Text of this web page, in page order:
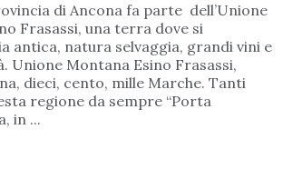
di Ancona fa parte dell’Unione
Frasassi, una terra dove si
antica, natura selvaggia, grandi vini e
Unione Montana Esino Frasassi,
dieci, cento, mille Marche. Tanti
regione da sempre “Porta
in ...